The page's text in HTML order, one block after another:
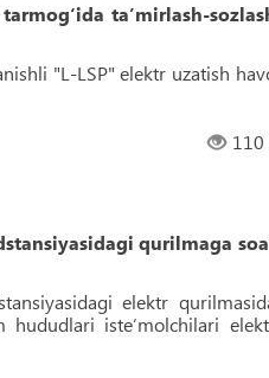
ta’mirlash-
"L-LSP" elektr uzatish
110
qurilmaga
elektr
hududlari isteʼmolchilari